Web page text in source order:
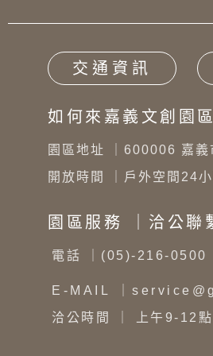
交通資訊
如何來嘉義文創園區
園區地址 ｜ 600006 嘉義
開放時間 ｜
戶外空間24
園區服務 ｜洽公聯
電話 ｜(05)-216-0500
E-MAIL
｜
洽公時間
｜ 上午9-12